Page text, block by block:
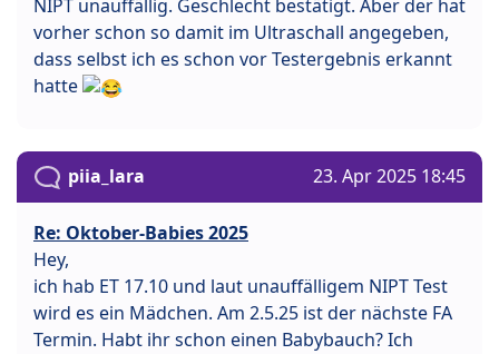
NIPT unauffällig. Geschlecht bestätigt. Aber der hat
vorher schon so damit im Ultraschall angegeben,
dass selbst ich es schon vor Testergebnis erkannt
hatte
piia_lara 23. Apr 2025 18:45
Re: Oktober-Babies 2025
Hey,
ich hab ET 17.10 und laut unauffälligem NIPT Test
wird es ein Mädchen. Am 2.5.25 ist der nächste FA
Termin. Habt ihr schon einen Babybauch? Ich